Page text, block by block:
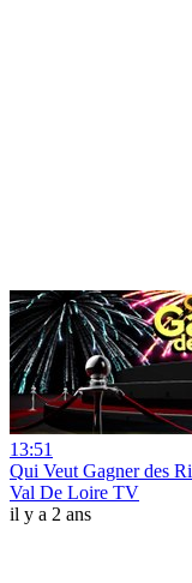
13:51
Qui Veut Gagner des
Val De Loire TV
il y a 2 ans